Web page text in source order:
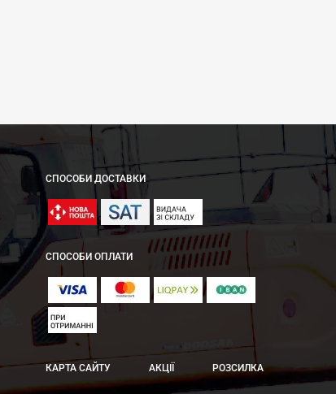
СПОСОБИ ДОСТАВКИ
СПОСОБИ ОПЛАТИ
КАРТА САЙТУ АКЦІЇ РОЗСИЛКА